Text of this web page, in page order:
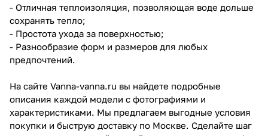
- Отличная теплоизоляция, позволяющая воде дольше
сохранять тепло;
- Простота ухода за поверхностью;
- Разнообразие форм и размеров для любых
предпочтений.
На сайте Vanna-vanna.ru вы найдете подробные
описания каждой модели с фотографиями и
характеристиками. Мы предлагаем выгодные условия
покупки и быструю доставку по Москве. Сделайте шаг